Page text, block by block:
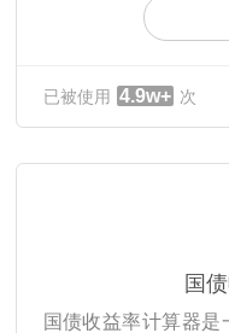
已被使用 4.9w+ 次
国
国债收益率计算器是